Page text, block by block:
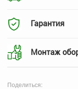
Гарантия
Монтаж
Поделиться: